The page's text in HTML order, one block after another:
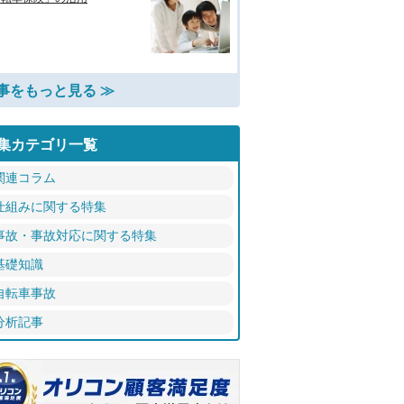
をもっと見る ≫
カテゴリ一覧
連コラム
組みに関する特集
故・事故対応に関する特集
礎知識
転車事故
析記事